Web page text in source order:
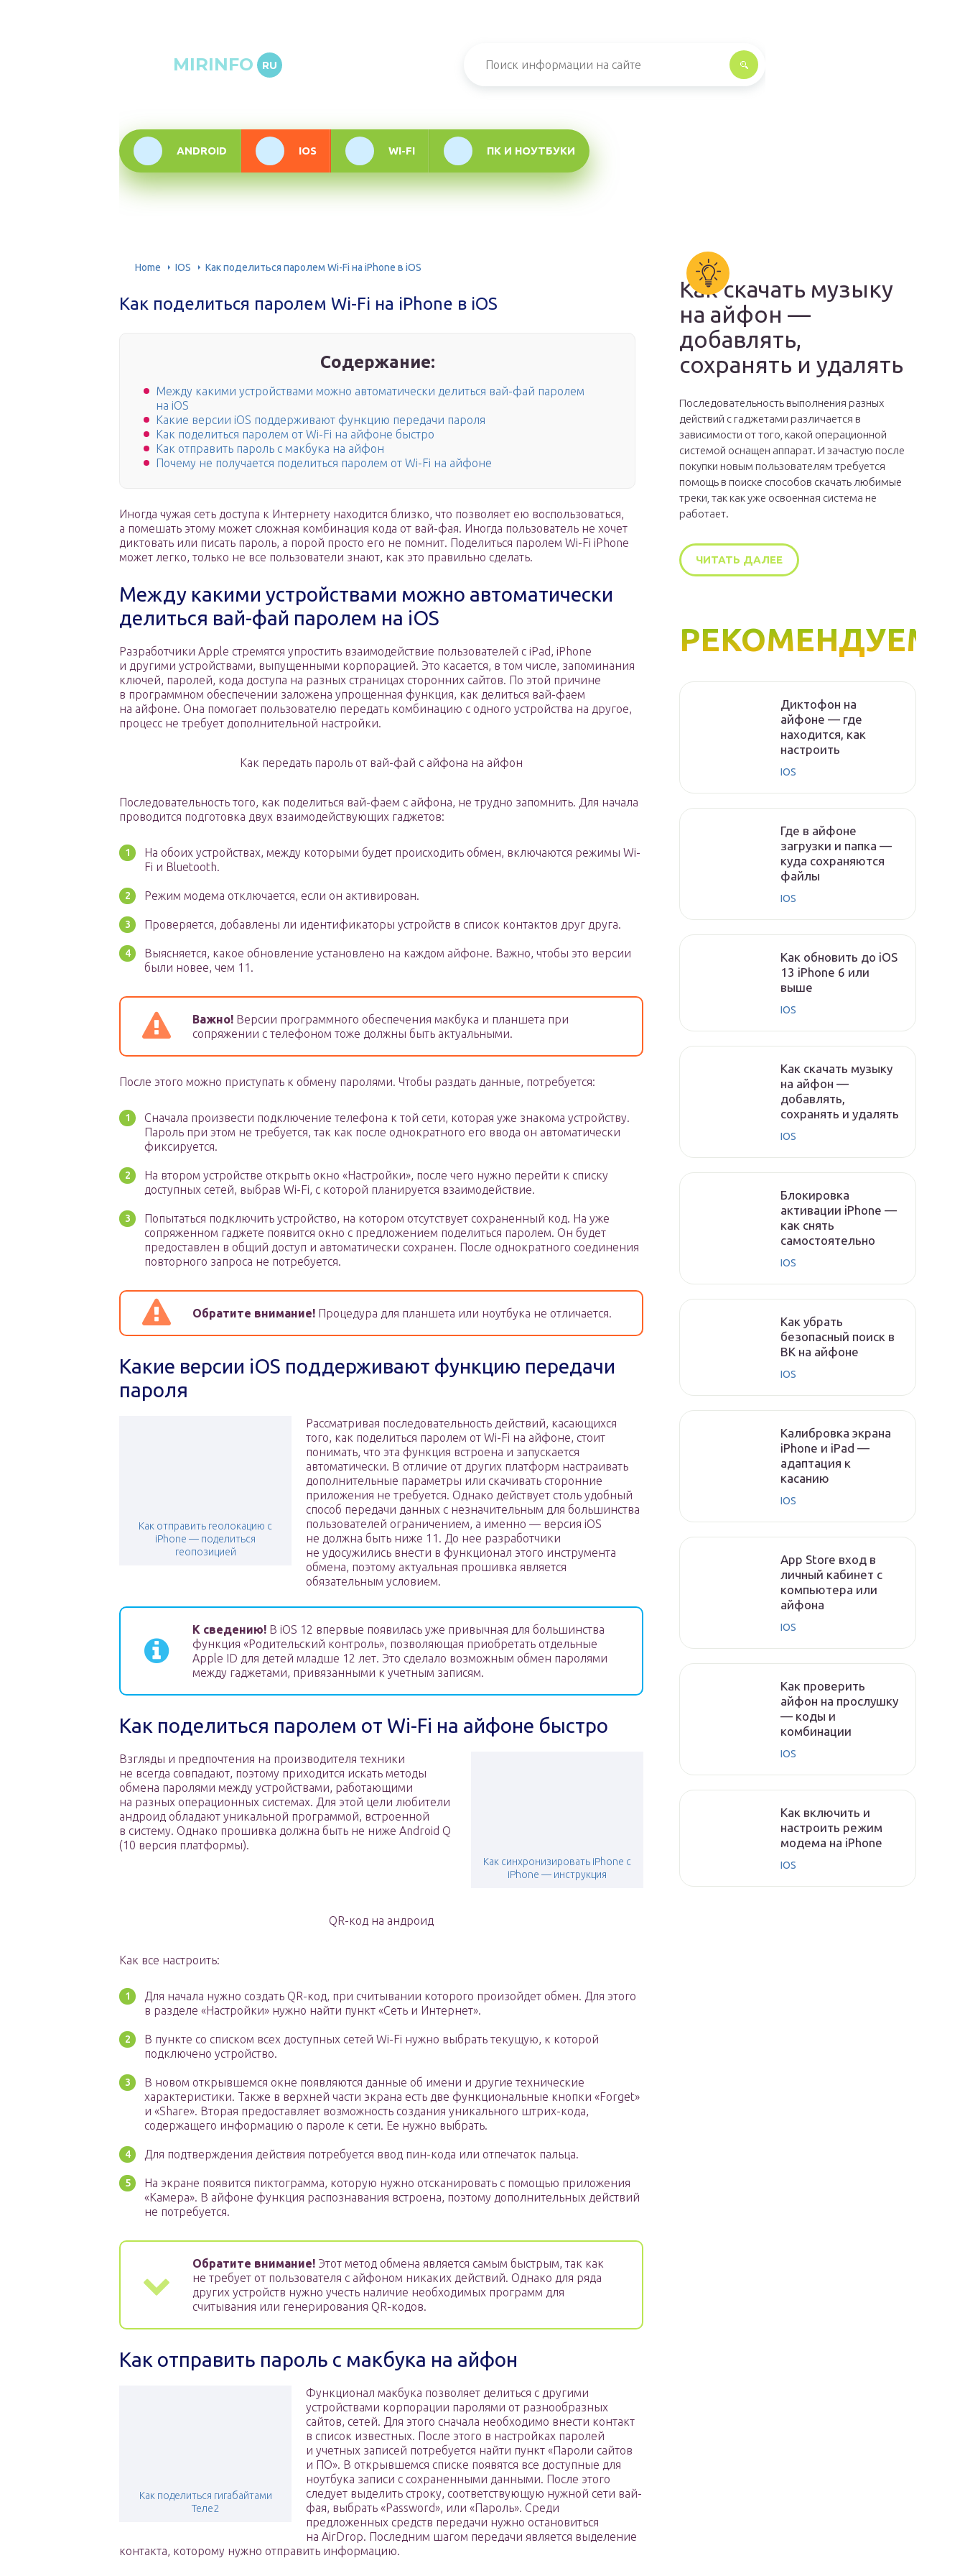
MIRINFO RU
ANDROID IOS WI-FI ПК И НОУТБУКИ
Home IOS Как поделиться паролем Wi-Fi на iPhone в iOS
Как поделиться паролем Wi-Fi на iPhone в iOS
Содержание:
Между какими устройствами можно автоматически делиться вай-фай паролем
на iOS
Какие версии iOS поддерживают функцию передачи пароля
Как поделиться паролем от Wi-Fi на айфоне быстро
Как отправить пароль с макбука на айфон
Почему не получается поделиться паролем от Wi-Fi на айфоне
Иногда чужая сеть доступа к Интернету находится близко, что позволяет ею воспользоваться,
а помешать этому может сложная комбинация кода от вай-фая. Иногда пользователь не хочет
диктовать или писать пароль, а порой просто его не помнит. Поделиться паролем Wi-Fi iPhone
может легко, только не все пользователи знают, как это правильно сделать.
Между какими устройствами можно автоматически
делиться вай-фай паролем на iOS
Разработчики Apple стремятся упростить взаимодействие пользователей с iPad, iPhone
и другими устройствами, выпущенными корпорацией. Это касается, в том числе, запоминания
ключей, паролей, кода доступа на разных страницах сторонних сайтов. По этой причине
в программном обеспечении заложена упрощенная функция, как делиться вай-фаем
на айфоне. Она помогает пользователю передать комбинацию с одного устройства на другое,
процесс не требует дополнительной настройки.
Как передать пароль от вай-фай с айфона на айфон
Последовательность того, как поделиться вай-фаем с айфона, не трудно запомнить. Для начала
проводится подготовка двух взаимодействующих гаджетов:
На обоих устройствах, между которыми будет происходить обмен, включаются режимы Wi-
Fi и Bluetooth.
Режим модема отключается, если он активирован.
Проверяется, добавлены ли идентификаторы устройств в список контактов друг друга.
Выясняется, какое обновление установлено на каждом айфоне. Важно, чтобы это версии
были новее, чем 11.
Важно! Версии программного обеспечения макбука и планшета при
сопряжении с телефоном тоже должны быть актуальными.
После этого можно приступать к обмену паролями. Чтобы раздать данные, потребуется:
Сначала произвести подключение телефона к той сети, которая уже знакома устройству.
Пароль при этом не требуется, так как после однократного его ввода он автоматически
фиксируется.
На втором устройстве открыть окно «Настройки», после чего нужно перейти к списку
доступных сетей, выбрав Wi-Fi, с которой планируется взаимодействие.
Попытаться подключить устройство, на котором отсутствует сохраненный код. На уже
сопряженном гаджете появится окно с предложением поделиться паролем. Он будет
предоставлен в общий доступ и автоматически сохранен. После однократного соединения
повторного запроса не потребуется.
Обратите внимание! Процедура для планшета или ноутбука не отличается.
Какие версии iOS поддерживают функцию передачи
пароля
Как отправить геолокацию с
iPhone — поделиться
геопозицией
Рассматривая последовательность действий, касающихся
того, как поделиться паролем от Wi-Fi на айфоне, стоит
понимать, что эта функция встроена и запускается
автоматически. В отличие от других платформ настраивать
дополнительные параметры или скачивать сторонние
приложения не требуется. Однако действует столь удобный
способ передачи данных с незначительным для большинства
пользователей ограничением, а именно — версия iOS
не должна быть ниже 11. До нее разработчики
не удосужились внести в функционал этого инструмента
обмена, поэтому актуальная прошивка является
обязательным условием.
К сведению! В iOS 12 впервые появилась уже привычная для большинства
функция «Родительский контроль», позволяющая приобретать отдельные
Apple ID для детей младше 12 лет. Это сделало возможным обмен паролями
между гаджетами, привязанными к учетным записям.
Как поделиться паролем от Wi-Fi на айфоне быстро
Как синхронизировать iPhone с
iPhone — инструкция
Взгляды и предпочтения на производителя техники
не всегда совпадают, поэтому приходится искать методы
обмена паролями между устройствами, работающими
на разных операционных системах. Для этой цели любители
андроид обладают уникальной программой, встроенной
в систему. Однако прошивка должна быть не ниже Android Q
(10 версия платформы).
QR-код на андроид
Как все настроить:
Для начала нужно создать QR-код, при считывании которого произойдет обмен. Для этого
в разделе «Настройки» нужно найти пункт «Сеть и Интернет».
В пункте со списком всех доступных сетей Wi-Fi нужно выбрать текущую, к которой
подключено устройство.
В новом открывшемся окне появляются данные об имени и другие технические
характеристики. Также в верхней части экрана есть две функциональные кнопки «Forget»
и «Share». Вторая предоставляет возможность создания уникального штрих-кода,
содержащего информацию о пароле к сети. Ее нужно выбрать.
Для подтверждения действия потребуется ввод пин-кода или отпечаток пальца.
На экране появится пиктограмма, которую нужно отсканировать с помощью приложения
«Камера». В айфоне функция распознавания встроена, поэтому дополнительных действий
не потребуется.
Обратите внимание! Этот метод обмена является самым быстрым, так как
не требует от пользователя с айфоном никаких действий. Однако для ряда
других устройств нужно учесть наличие необходимых программ для
считывания или генерирования QR-кодов.
Как отправить пароль с макбука на айфон
Как поделиться гигабайтами
Теле2
Функционал макбука позволяет делиться с другими
устройствами корпорации паролями от разнообразных
сайтов, сетей. Для этого сначала необходимо внести контакт
в список известных. После этого в настройках паролей
и учетных записей потребуется найти пункт «Пароли сайтов
и ПО». В открывшемся списке появятся все доступные для
ноутбука записи с сохраненными данными. После этого
следует выделить строку, соответствующую нужной сети вай-
фая, выбрать «Password», или «Пароль». Среди
предложенных средств передачи нужно остановиться
на AirDrop. Последним шагом передачи является выделение
контакта, которому нужно отправить информацию.
Как скачать музыку
на айфон —
добавлять,
сохранять и удалять
Последовательность выполнения разных
действий с гаджетами различается в
зависимости от того, какой операционной
системой оснащен аппарат. И зачастую после
покупки новым пользователям требуется
помощь в поиске способов скачать любимые
треки, так как уже освоенная система не
работает.
ЧИТАТЬ ДАЛЕЕ
РЕКОМЕНДУЕМ
Диктофон на
айфоне — где
находится, как
настроить
IOS
Где в айфоне
загрузки и папка —
куда сохраняются
файлы
IOS
Как обновить до iOS
13 iPhone 6 или
выше
IOS
Как скачать музыку
на айфон —
добавлять,
сохранять и удалять
IOS
Блокировка
активации iPhone —
как снять
самостоятельно
IOS
Как убрать
безопасный поиск в
ВК на айфоне
IOS
Калибровка экрана
iPhone и iPad —
адаптация к
касанию
IOS
App Store вход в
личный кабинет с
компьютера или
айфона
IOS
Как проверить
айфон на прослушку
— коды и
комбинации
IOS
Как включить и
настроить режим
модема на iPhone
IOS